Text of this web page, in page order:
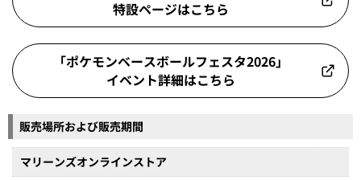
特設ページはこちら
「ポケモンベースボールフェスタ2026」
イベント詳細はこちら
販売場所および販売期間
マリーンズオンラインストア